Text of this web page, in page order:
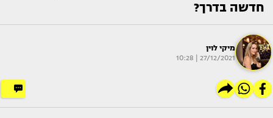
חדשה בדרך?
מיקי לוין
27/12/2021 | 10:28